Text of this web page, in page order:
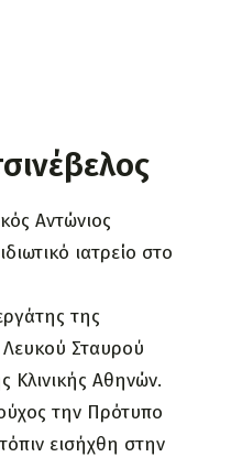
Αντώνιος
ιατρείο στο
της
Λευκού Σταυρού
Κλινικής Αθηνών.
την Πρότυπο
εισήχθη στην